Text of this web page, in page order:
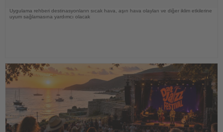
Uygulama rehberi destinasyonların sıcak hava, aşırı hava olayları ve diğer iklim etkilerine
uyum sağlamasına yardımcı olacak